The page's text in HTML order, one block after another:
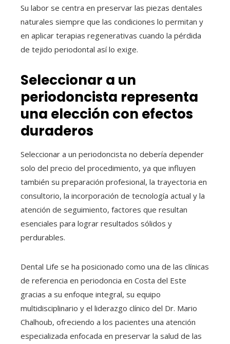
Su labor se centra en preservar las piezas dentales
naturales siempre que las condiciones lo permitan y
en aplicar terapias regenerativas cuando la pérdida
de tejido periodontal así lo exige.
Seleccionar a un
periodoncista representa
una elección con efectos
duraderos
Seleccionar a un periodoncista no debería depender
solo del precio del procedimiento, ya que influyen
también su preparación profesional, la trayectoria en
consultorio, la incorporación de tecnología actual y la
atención de seguimiento, factores que resultan
esenciales para lograr resultados sólidos y
perdurables.
Dental Life se ha posicionado como una de las clínicas
de referencia en periodoncia en Costa del Este
gracias a su enfoque integral, su equipo
multidisciplinario y el liderazgo clínico del Dr. Mario
Chalhoub, ofreciendo a los pacientes una atención
especializada enfocada en preservar la salud de las